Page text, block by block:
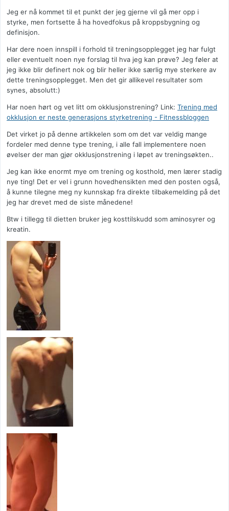
Jeg er nå kommet til et punkt der jeg gjerne vil gå mer opp i
styrke, men fortsette å ha hovedfokus på kroppsbygning og
definisjon.
Har dere noen innspill i forhold til treningsopplegget jeg har fulgt
eller eventuelt noen nye forslag til hva jeg kan prøve? Jeg føler at
jeg ikke blir definert nok og blir heller ikke særlig mye sterkere av
dette treningsopplegget. Men det gir allikevel resultater som
synes, absolutt:)
Har noen hørt og vet litt om okklusjonstrening? Link: Trening med
okklusjon er neste generasjons styrketrening - Fitnessbloggen
Det virket jo på denne artikkelen som om det var veldig mange
fordeler med denne type trening, i alle fall implementere noen
øvelser der man gjør okklusjonstrening i løpet av treningsøkten..
Jeg kan ikke enormt mye om trening og kosthold, men lærer stadig
nye ting! Det er vel i grunn hovedhensikten med den posten også,
å kunne tilegne meg ny kunnskap fra direkte tilbakemelding på det
jeg har drevet med de siste månedene!
Btw i tillegg til dietten bruker jeg kosttilskudd som aminosyrer og
kreatin.